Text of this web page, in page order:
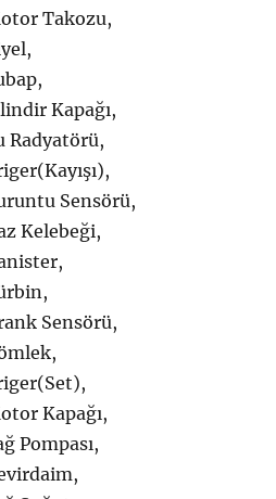
Takozu,
Kapağı,
Radyatörü,
Sensörü,
Kelebeği,
Sensörü,
Kapağı,
Pompası,